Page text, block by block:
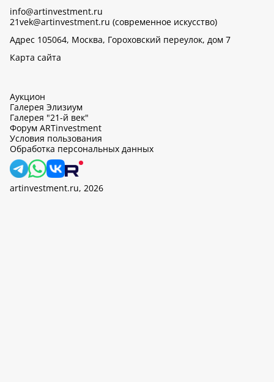
info@artinvestment.ru
21vek@artinvestment.ru (современное искусство)
Адрес 105064, Москва, Гороховский переулок, дом 7
Карта сайта
Аукцион
Галерея Элизиум
Галерея "21-й век"
Форум ARTinvestment
Условия пользования
Обработка персональных данных
artinvestment.ru, 2026